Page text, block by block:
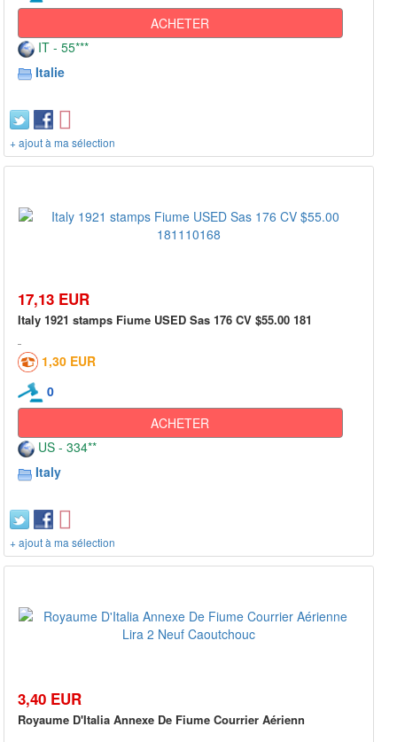
ACHETER
IT - 55***
Italie
+ ajout à ma sélection
17,13 EUR
Italy 1921 stamps Fiume USED Sas 176 CV $55.00 181
1,30 EUR
0
ACHETER
US - 334**
Italy
+ ajout à ma sélection
3,40 EUR
Royaume D'Italia Annexe De Fiume Courrier Aérienn